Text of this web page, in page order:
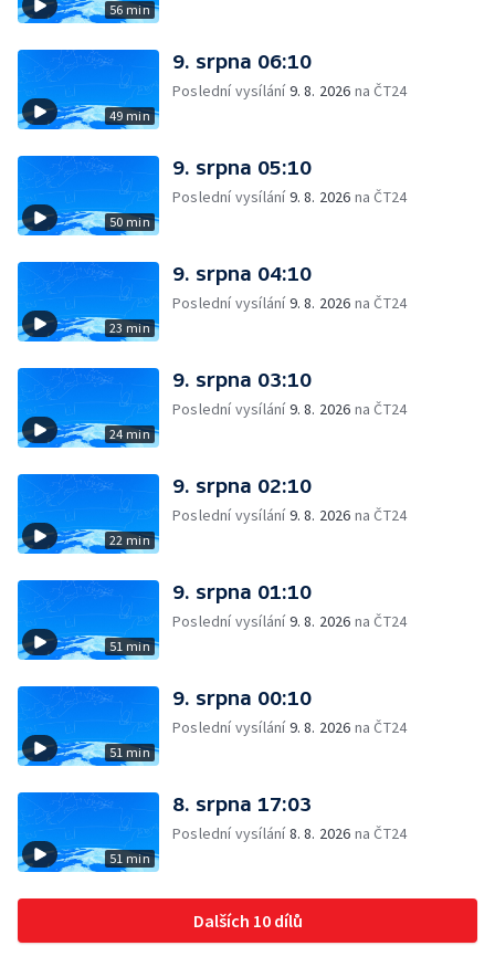
56 min
49 min
9. srpna 06:10
Poslední vysílání9. 8. 2026 na ČT24
50 min
9. srpna 05:10
Poslední vysílání9. 8. 2026 na ČT24
23 min
9. srpna 04:10
Poslední vysílání9. 8. 2026 na ČT24
24 min
9. srpna 03:10
Poslední vysílání9. 8. 2026 na ČT24
22 min
9. srpna 02:10
Poslední vysílání9. 8. 2026 na ČT24
51 min
9. srpna 01:10
Poslední vysílání9. 8. 2026 na ČT24
51 min
9. srpna 00:10
Poslední vysílání9. 8. 2026 na ČT24
51 min
8. srpna 17:03
Poslední vysílání8. 8. 2026 na ČT24
Dalších 10 dílů